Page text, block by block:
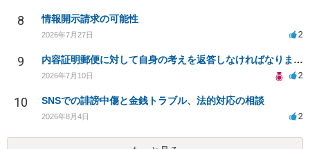
8 情報開示請求の可能性
2026年7月27日 2
9 内容証明郵便に対して自身の考えを返答しなければなりませんか？
2026年7月10日 2
10 SNSでの誹謗中傷と金銭トラブル、法的対応の相談
2026年8月4日 2